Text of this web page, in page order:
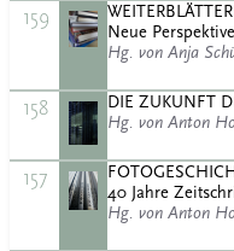
159
Neue
Hg. von Anja
158
DIE ZUKUNFT
Hg. von Anton
157
40 Jahre
Hg. von Anton